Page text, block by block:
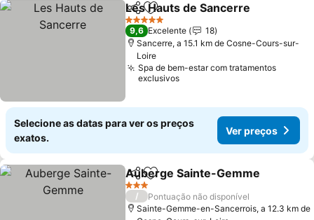
PartilharAdicionar aos favoritos
Les Hauts de Sancerre
5 Estrelas
9,6 Excelente
18
Sancerre, a 15.1 km de Cosne-Cours-sur-
Loire
Spa de bem-estar com tratamentos
exclusivos
Selecione as datas para ver os preços
exatos.
Ver preços
PartilharAdicionar aos favoritos
Auberge Sainte-Gemme
3 Estrelas
/
Pontuação não disponível
Sainte-Gemme-en-Sancerrois, a 12.3 km de